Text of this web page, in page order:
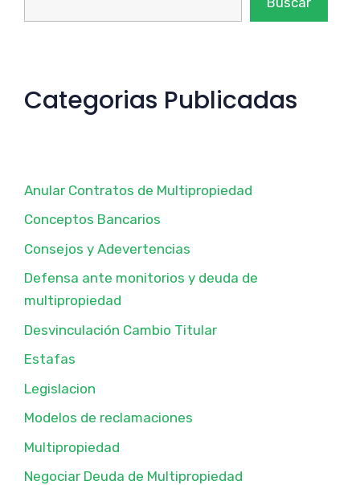
Categorias Publicadas
Anular Contratos de Multipropiedad
Conceptos Bancarios
Consejos y Adevertencias
Defensa ante monitorios y deuda de
multipropiedad
Desvinculación Cambio Titular
Estafas
Legislacion
Modelos de reclamaciones
Multipropiedad
Negociar Deuda de Multipropiedad